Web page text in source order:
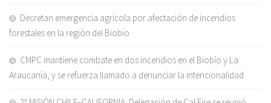
Decretan emergencia agrícola por afectación de incendios
forestales en la región del Biobío
CMPC mantiene combate en dos incendios en el Biobío y La
Araucanía, y se refuerza llamado a denunciar la intencionalidad